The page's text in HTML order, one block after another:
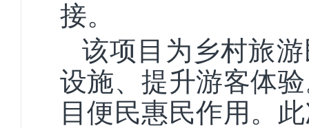
接。
该项目为乡村旅
设施、提升游客体
目便民惠民作用。